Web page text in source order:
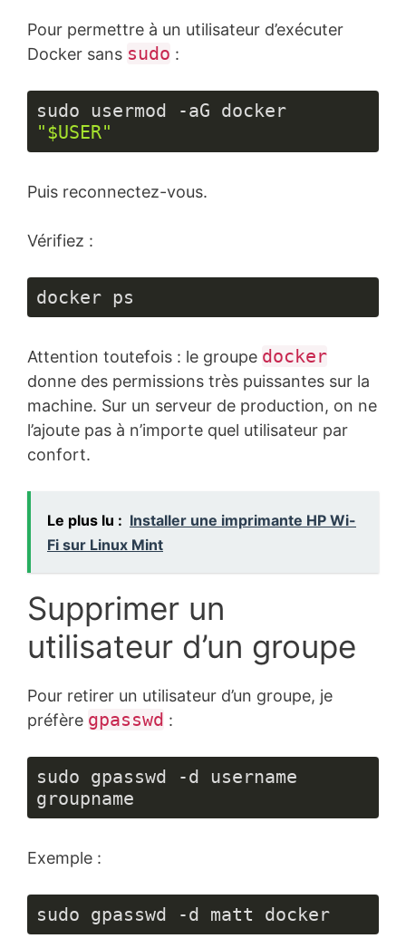
Pour permettre à un utilisateur d’exécuter
Docker sans sudo :
"$USER"
code :
Puis reconnectez-vous.
Vérifiez :
docker ps
Attention toutefois : le groupe docker
donne des permissions très puissantes sur la
machine. Sur un serveur de production, on ne
l’ajoute pas à n’importe quel utilisateur par
confort.
Le plus lu : Installer une imprimante HP Wi-
Fi sur Linux Mint
Supprimer un
utilisateur d’un groupe
Pour retirer un utilisateur d’un groupe, je
préfère gpasswd :
sudo gpasswd -d username
groupname
Exemple :
sudo gpasswd -d matt docker